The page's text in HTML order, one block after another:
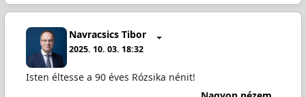
Navracsics Tibor
2025. 10. 03. 18:32
Isten éltesse a 90 éves Rózsika nénit!